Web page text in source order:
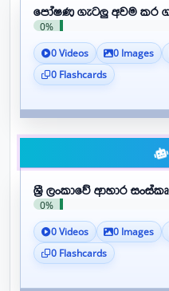
පෝෂණ ගැටලු අවම කර
0%
0 Videos 0 Images
0 Flashcards
ශ්‍රී ලංකාවේ ආහාර
0%
0 Videos 0 Images
0 Flashcards